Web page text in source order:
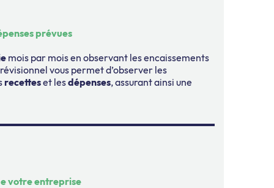
prévues
mois par mois en observant les encaissements
vous permet d’observer les
recetteset lesdépenses, assurant ainsi une
votre entreprise